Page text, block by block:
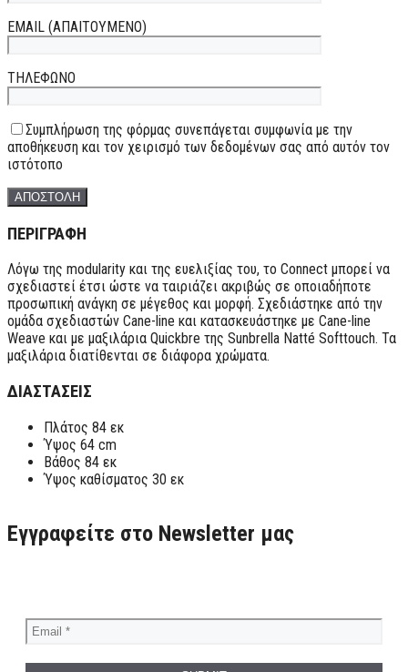
EMAIL (ΑΠΑΙΤΟΥΜΕΝΟ)
ΤΗΛΕΦΩΝΟ
Συμπλήρωση της φόρμας συνεπάγεται συμφωνία με την
αποθήκευση και τον χειρισμό των δεδομένων σας από αυτόν τον
ιστότοπο
ΠΕΡΙΓΡΑΦΗ
Λόγω της modularity και της ευελιξίας του, το Connect μπορεί να
σχεδιαστεί έτσι ώστε να ταιριάζει ακριβώς σε οποιαδήποτε
προσωπική ανάγκη σε μέγεθος και μορφή. Σχεδιάστηκε από την
ομάδα σχεδιαστών Cane-line και κατασκευάστηκε με Cane-line
Weave και με μαξιλάρια Quickbre της Sunbrella Natté Softtouch. Τα
μαξιλάρια διατίθενται σε διάφορα χρώματα.
ΔΙΑΣΤΑΣΕΙΣ
Πλάτος 84 εκ
Ύψος 64 cm
Βάθος 84 εκ
Ύψος καθίσματος 30 εκ
Εγγραφείτε στο Newsletter μας